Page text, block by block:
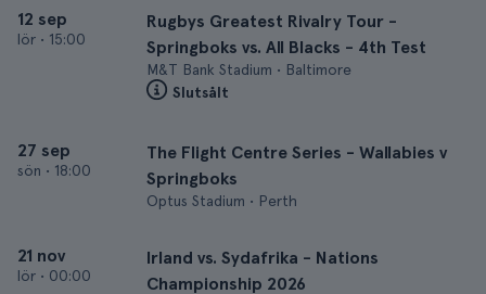
12 sep
lör • 15:00
Rugbys Greatest Rivalry Tour -
Springboks vs. All Blacks - 4th Test
M&T Bank Stadium • Baltimore
Slutsålt
27 sep
sön • 18:00
The Flight Centre Series - Wallabies v
Springboks
Optus Stadium • Perth
21 nov
lör • 00:00
Irland vs. Sydafrika - Nations
Championship 2026